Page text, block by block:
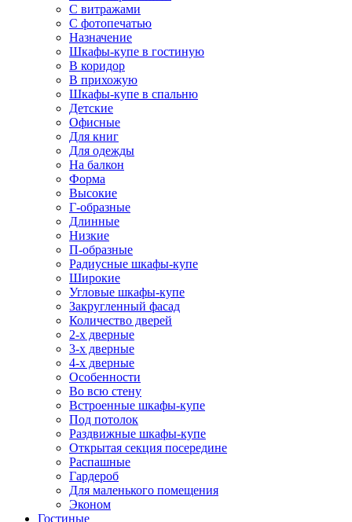
С витражами
С фотопечатью
Назначение
Шкафы-купе в гостиную
В коридор
В прихожую
Шкафы-купе в спальню
Детские
Офисные
Для книг
Для одежды
На балкон
Форма
Высокие
Г-образные
Длинные
Низкие
П-образные
Радиусные шкафы-купе
Широкие
Угловые шкафы-купе
Закругленный фасад
Количество дверей
2-х дверные
3-х дверные
4-х дверные
Особенности
Во всю стену
Встроенные шкафы-купе
Под потолок
Раздвижные шкафы-купе
Открытая секция посередине
Распашные
Гардероб
Для маленького помещения
Эконом
Гостиные